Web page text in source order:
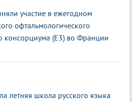
участие в ежегодном
офтальмологического
консорциума (E3) во Франции
летняя школа русского языка